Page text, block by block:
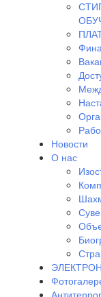
Новости
О нас